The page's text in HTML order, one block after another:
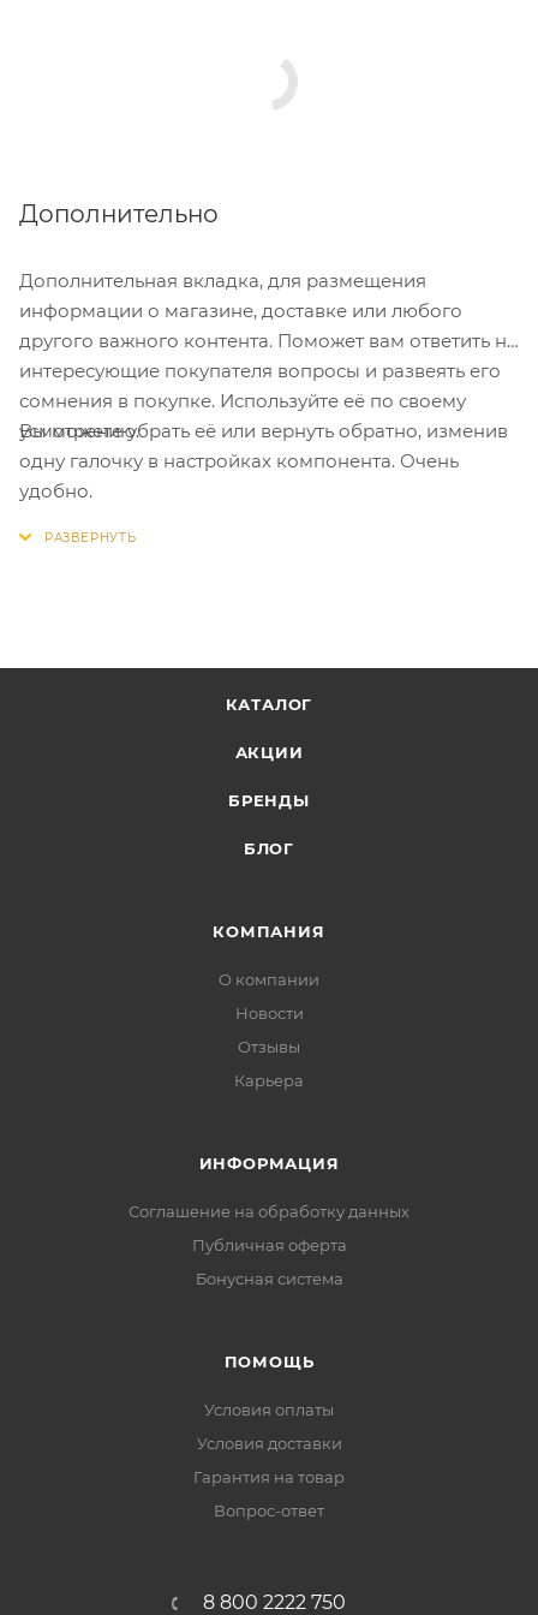
Дополнительно
Дополнительная вкладка, для размещения
информации о магазине, доставке или любого
другого важного контента. Поможет вам ответить на
интересующие покупателя вопросы и развеять его
сомнения в покупке. Используйте её по своему
усмотрению.
Вы можете убрать её или вернуть обратно, изменив
одну галочку в настройках компонента. Очень
удобно.
КАТАЛОГ
АКЦИИ
БРЕНДЫ
БЛОГ
КОМПАНИЯ
О компании
Новости
Отзывы
Карьера
ИНФОРМАЦИЯ
Соглашение на обработку данных
Публичная оферта
Бонусная система
ПОМОЩЬ
Условия оплаты
Условия доставки
Гарантия на товар
Вопрос-ответ
8 800 2222 750